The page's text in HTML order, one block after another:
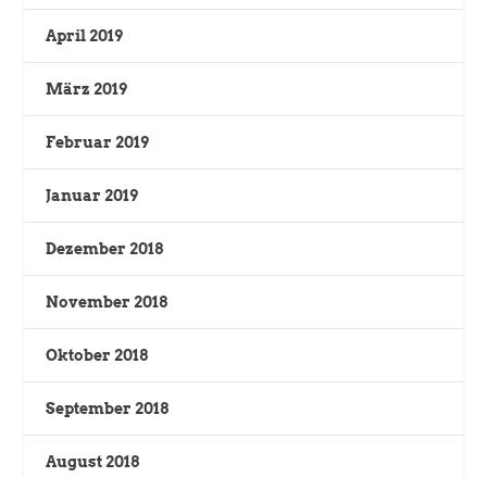
April 2019
März 2019
Februar 2019
Januar 2019
Dezember 2018
November 2018
Oktober 2018
September 2018
August 2018